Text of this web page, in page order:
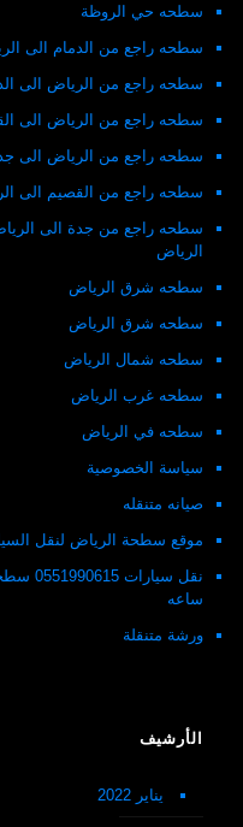
سطحه حي الروظة
سطحه راجع من الدمام الى
سطحه راجع من الرياض الى
سطحه راجع من الرياض الى
سطحه راجع من الرياض الى
سطحه راجع من القصيم الى
سطحه راجع من جدة الى
الرياض
سطحه شرق الرياض
سطحه شرق الرياض
سطحه شمال الرياض
سطحه غرب الرياض
سطحه في الرياض
سياسة الخصوصية
صيانه متنقله
موقع سطحة الرياض لنقل
ساعه
ورشة متنقلة
الأرشيف
يناير 2022